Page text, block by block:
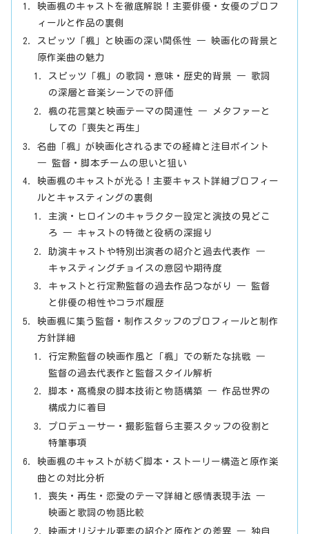
映画楓のキャストを徹底解説！主要俳優・女優のプロフ
ィールと作品の裏側
スピッツ「楓」と映画の深い関係性 ― 映画化の背景と
原作楽曲の魅力
スピッツ「楓」の歌詞・意味・歴史的背景 ― 歌詞
の深層と音楽シーンでの評価
楓の花言葉と映画テーマの関連性 ― メタファーと
しての「喪失と再生」
名曲「楓」が映画化されるまでの経緯と注目ポイント
― 監督・脚本チームの思いと狙い
映画楓のキャストが光る！主要キャスト詳細プロフィー
ルとキャスティングの裏側
主演・ヒロインのキャラクター設定と演技の見どこ
ろ ― キャストの特徴と役柄の深掘り
助演キャストや特別出演者の紹介と過去代表作 ―
キャスティングチョイスの意図や期待度
キャストと行定勲監督の過去作品つながり ― 監督
と俳優の相性やコラボ履歴
映画楓に集う監督・制作スタッフのプロフィールと制作
方針詳細
行定勲監督の映画作風と「楓」での新たな挑戦 ―
監督の過去代表作と監督スタイル解析
脚本・髙橋泉の脚本技術と物語構築 ― 作品世界の
構成力に着目
プロデューサー・撮影監督ら主要スタッフの役割と
特筆事項
映画楓のキャストが紡ぐ脚本・ストーリー構造と原作楽
曲との対比分析
喪失・再生・恋愛のテーマ詳細と感情表現手法 ―
映画と歌詞の物語比較
映画オリジナル要素の紹介と原作との差異 ― 独自